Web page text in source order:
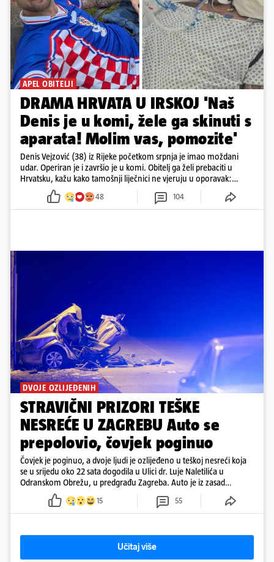
APEL OBITELJI
DRAMA HRVATA U IRSKOJ 'Naš
Denis je u komi, žele ga skinuti s
aparata! Molim vas, pomozite'
Denis Vejzović (38) iz Rijeke početkom srpnja je imao moždani
udar. Operiran je i završio je u komi. Obitelj ga želi prebaciti u
Hrvatsku, kažu kako tamošnji liječnici ne vjeruju u oporavak:
'Imamo 72 sata'
48 104
DVOJE OZLIJEĐENIH
STRAVIČNI PRIZORI TEŠKE
NESREĆE U ZAGREBU Auto se
prepolovio, čovjek poginuo
Čovjek je poginuo, a dvoje ljudi je ozlijeđeno u teškoj nesreći koja
se u srijedu oko 22 sata dogodila u Ulici dr. Luje Naletilića u
Odranskom Obrežu, u predgrađu Zagreba. Auto je iz zasad
neutvrđenih razloga sletio s kolnika, a od siline udara vozilo se
prepolovilo.
15 55
Učitaj više